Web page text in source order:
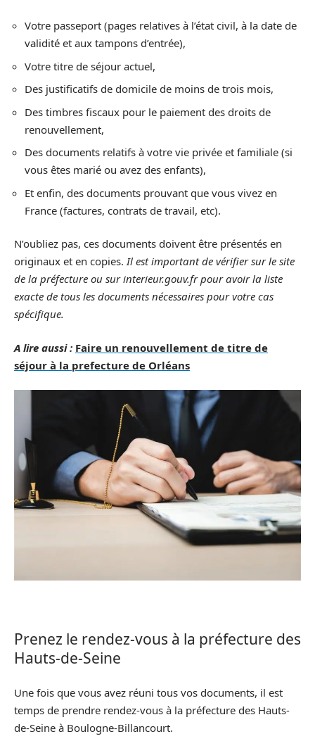
Votre passeport (pages relatives à l’état civil, à la date de
validité et aux tampons d’entrée),
Votre titre de séjour actuel,
Des justificatifs de domicile de moins de trois mois,
Des timbres fiscaux pour le paiement des droits de
renouvellement,
Des documents relatifs à votre vie privée et familiale (si
vous êtes marié ou avez des enfants),
Et enfin, des documents prouvant que vous vivez en
France (factures, contrats de travail, etc).
N’oubliez pas, ces documents doivent être présentés en
originaux et en copies.Il est important de vérifier sur le site
de la préfecture ou sur interieur.gouv.fr pour avoir la liste
exacte de tous les documents nécessaires pour votre cas
spécifique.
A lire aussi : Faire un renouvellement de titre de
séjour à la prefecture de Orléans
Prenez le rendez-vous à la préfecture des
Hauts-de-Seine
Une fois que vous avez réuni tous vos documents, il est
temps de prendre rendez-vous à la préfecture des Hauts-
de-Seine à Boulogne-Billancourt.